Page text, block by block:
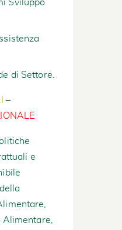
Sviluppo
di Settore.
–
e